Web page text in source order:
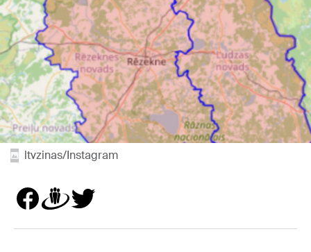
ltvzinas/Instagram